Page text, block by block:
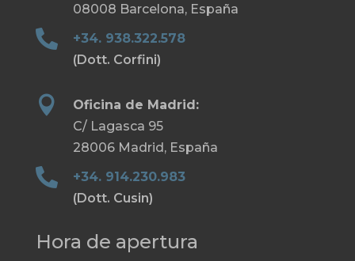
08008 Barcelona, España

+34. 938.322.578
(Dott. Corfini)

Oficina de Madrid:
C/ Lagasca 95
28006 Madrid, España

+34. 914.230.983
(Dott. Cusin)
Hora de apertura